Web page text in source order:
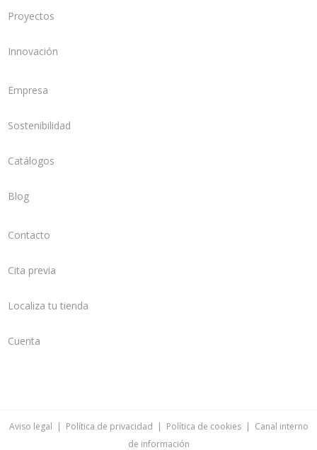
Proyectos
Innovación
Empresa
Sostenibilidad
Catálogos
Blog
Contacto
Cita previa
Localiza tu tienda
Cuenta
Aviso legal | Política de privacidad | Política de cookies| Canal interno
de información